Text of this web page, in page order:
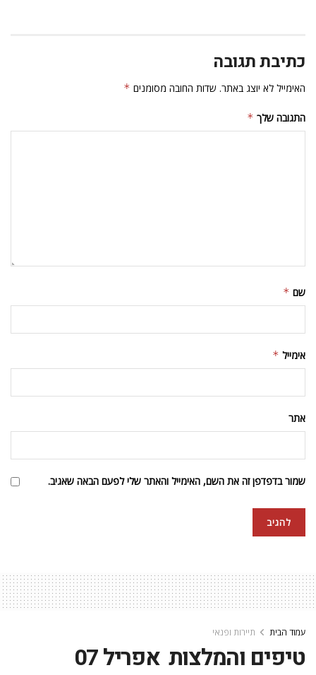
כתיבת תגובה
האימייל לא יוצג באתר. שדות החובה מסומנים *
התגובה שלך *
שם *
אימייל *
אתר
שמור בדפדפן זה את השם, האימייל והאתר שלי לפעם הבאה שאגיב.
עמוד הבית תיירות ופנאי
טיפים והמלצות  אפריל 07